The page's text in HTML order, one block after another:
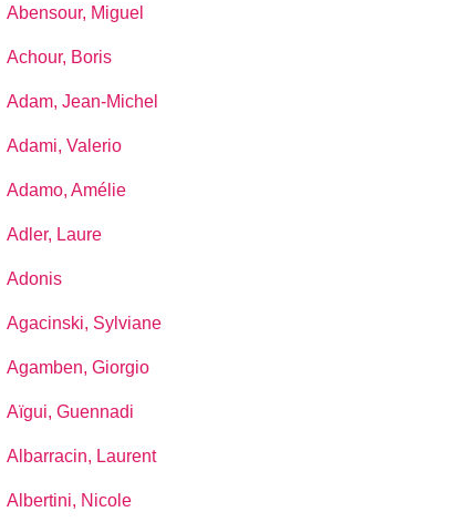
Abensour, Miguel
Achour, Boris
Adam, Jean-Michel
Adami, Valerio
Adamo, Amélie
Adler, Laure
Adonis
Agacinski, Sylviane
Agamben, Giorgio
Aïgui, Guennadi
Albarracin, Laurent
Albertini, Nicole